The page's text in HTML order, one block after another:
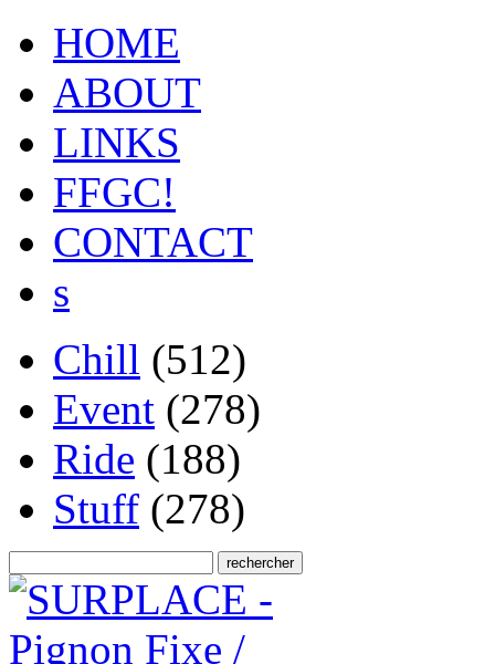
HOME
ABOUT
LINKS
FFGC!
CONTACT
s
Chill (512)
Event (278)
Ride (188)
Stuff (278)